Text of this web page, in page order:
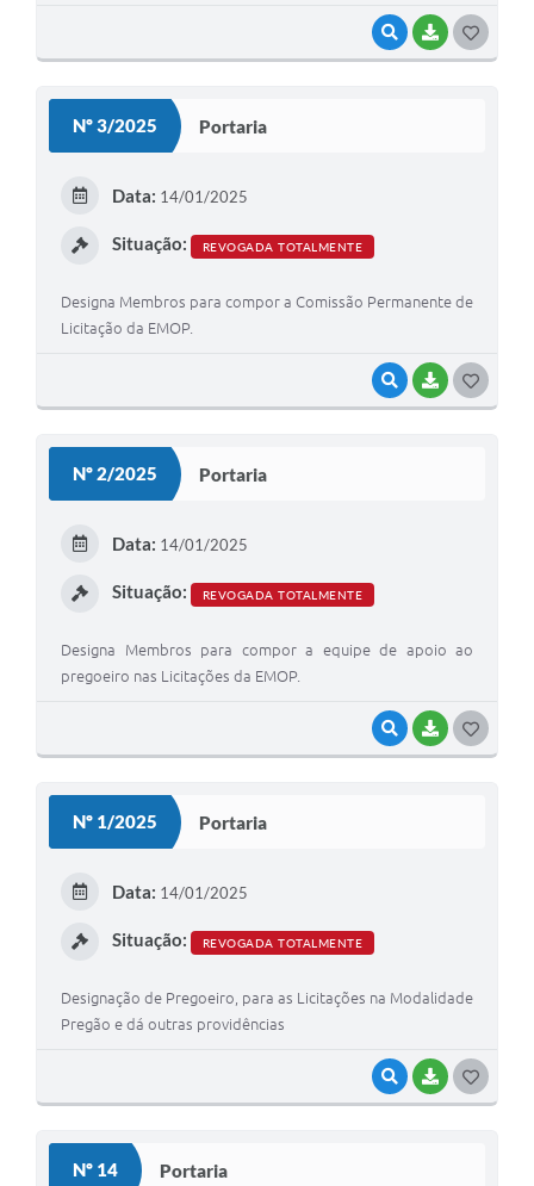
VISUALIZAR
BAIXAR
Nº 3/2025 Portaria
VISUALIZAR
BAIXAR
Data: 14/01/2025
Situação: REVOGADA TOTALMENTE
Designa Membros para compor a Comissão Permanente de
Licitação da EMOP.
Nº 2/2025 Portaria
VISUALIZAR
BAIXAR
Data: 14/01/2025
Situação: REVOGADA TOTALMENTE
Designa Membros para compor a equipe de apoio ao
pregoeiro nas Licitações da EMOP.
Nº 1/2025 Portaria
VISUALIZAR
BAIXAR
Data: 14/01/2025
Situação: REVOGADA TOTALMENTE
Designação de Pregoeiro, para as Licitações na Modalidade
Pregão e dá outras providências
Nº 14 Portaria